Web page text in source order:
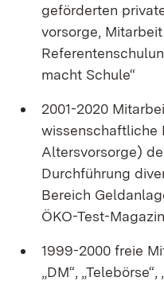
geförderten
vorsorge,
macht Schule“
2001-2020
wissenschaftliche
Altersvorsorge)
Durchführung
Bereich
ÖKO-Test-Magazin
1999-2000 freie
„DM“,